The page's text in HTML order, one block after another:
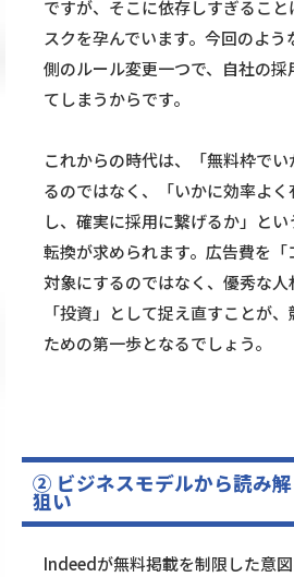
ですが、そこに依存しすぎるこ
スクを孕んでいます。今回のよ
側のルール変更一つで、自社の
てしまうからです。
これからの時代は、「無料枠で
るのではなく、「いかに効率よ
し、確実に採用に繋げるか」と
転換が求められます。広告費を「
対象にするのではなく、優秀な
「投資」として捉え直すことが
ための第一歩となるでしょう。
② ビジネスモデルから読み
狙い
Indeedが無料掲載を制限した意